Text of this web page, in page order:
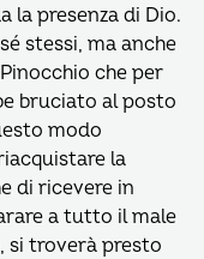
la presenza di Dio.
stessi, ma anche
che per
bruciato al posto
modo
la
di ricevere in
a tutto il male
si troverà presto